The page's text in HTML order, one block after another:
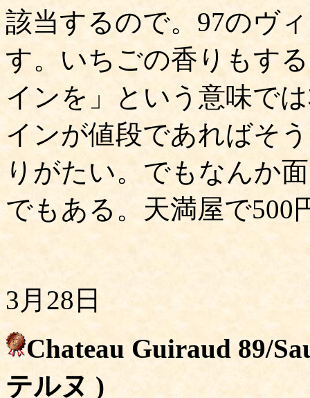
該当するので。97のヴ
す。いちごの香りもす
インを」という意味で
インが値段であればそ
りがたい。でもなんか
でもある。天満屋で500
3月28日
Chateau Guiraud 89/
テルヌ )